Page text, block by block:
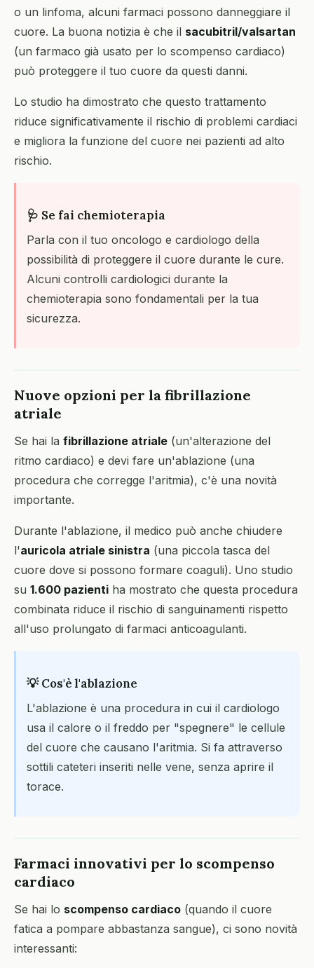
o un linfoma, alcuni farmaci possono danneggiare il
cuore. La buona notizia è che il sacubitril/valsartan
(un farmaco già usato per lo scompenso cardiaco)
può proteggere il tuo cuore da questi danni.
Lo studio ha dimostrato che questo trattamento
riduce significativamente il rischio di problemi cardiaci
e migliora la funzione del cuore nei pazienti ad alto
rischio.
🩺 Se fai chemioterapia
Parla con il tuo oncologo e cardiologo della
possibilità di proteggere il cuore durante le cure.
Alcuni controlli cardiologici durante la
chemioterapia sono fondamentali per la tua
sicurezza.
Nuove opzioni per la fibrillazione
atriale
Se hai la fibrillazione atriale (un'alterazione del
ritmo cardiaco) e devi fare un'ablazione (una
procedura che corregge l'aritmia), c'è una novità
importante.
Durante l'ablazione, il medico può anche chiudere
l'auricola atriale sinistra (una piccola tasca del
cuore dove si possono formare coaguli). Uno studio
su 1.600 pazienti ha mostrato che questa procedura
combinata riduce il rischio di sanguinamenti rispetto
all'uso prolungato di farmaci anticoagulanti.
💡 Cos'è l'ablazione
L'ablazione è una procedura in cui il cardiologo
usa il calore o il freddo per "spegnere" le cellule
del cuore che causano l'aritmia. Si fa attraverso
sottili cateteri inseriti nelle vene, senza aprire il
torace.
Farmaci innovativi per lo scompenso
cardiaco
Se hai lo scompenso cardiaco (quando il cuore
fatica a pompare abbastanza sangue), ci sono novità
interessanti: